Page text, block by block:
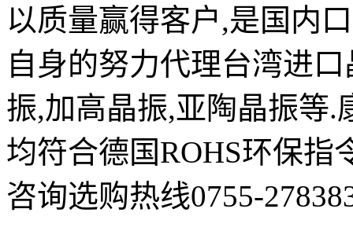
以质量赢得客户,是国内
自身的努力代理台湾进
振,加高晶振,亚陶晶振等.
均符合德国ROHS环保指
咨询选购热线0755-